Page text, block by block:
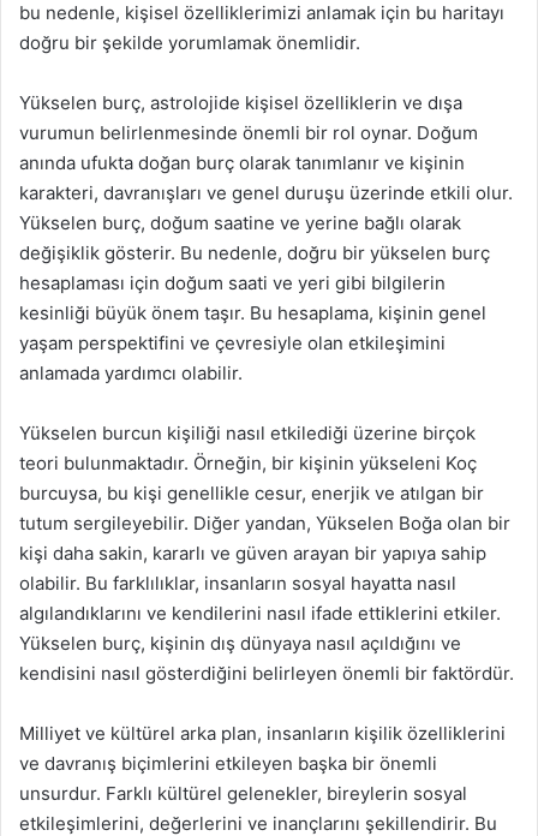
bu nedenle, kişisel özelliklerimizi anlamak için bu haritayı
doğru bir şekilde yorumlamak önemlidir.
Yükselen burç, astrolojide kişisel özelliklerin ve dışa
vurumun belirlenmesinde önemli bir rol oynar. Doğum
anında ufukta doğan burç olarak tanımlanır ve kişinin
karakteri, davranışları ve genel duruşu üzerinde etkili olur.
Yükselen burç, doğum saatine ve yerine bağlı olarak
değişiklik gösterir. Bu nedenle, doğru bir yükselen burç
hesaplaması için doğum saati ve yeri gibi bilgilerin
kesinliği büyük önem taşır. Bu hesaplama, kişinin genel
yaşam perspektifini ve çevresiyle olan etkileşimini
anlamada yardımcı olabilir.
Yükselen burcun kişiliği nasıl etkilediği üzerine birçok
teori bulunmaktadır. Örneğin, bir kişinin yükseleni Koç
burcuysa, bu kişi genellikle cesur, enerjik ve atılgan bir
tutum sergileyebilir. Diğer yandan, Yükselen Boğa olan bir
kişi daha sakin, kararlı ve güven arayan bir yapıya sahip
olabilir. Bu farklılıklar, insanların sosyal hayatta nasıl
algılandıklarını ve kendilerini nasıl ifade ettiklerini etkiler.
Yükselen burç, kişinin dış dünyaya nasıl açıldığını ve
kendisini nasıl gösterdiğini belirleyen önemli bir faktördür.
Milliyet ve kültürel arka plan, insanların kişilik özelliklerini
ve davranış biçimlerini etkileyen başka bir önemli
unsurdur. Farklı kültürel gelenekler, bireylerin sosyal
etkileşimlerini, değerlerini ve inançlarını şekillendirir. Bu